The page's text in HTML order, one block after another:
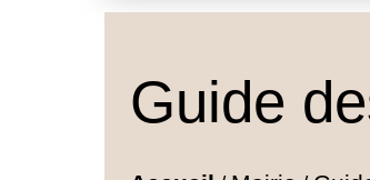
Guide